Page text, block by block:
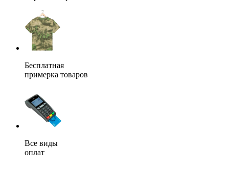
Бесплатная
примерка товаров
Все виды
оплат